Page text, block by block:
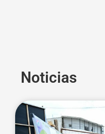
Noticias